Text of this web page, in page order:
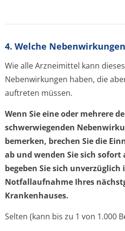
4. Welche
Wie alle Arzneimittel kann
Nebenwirkungen haben, die
auftreten müssen.
Wenn Sie eine oder mehrere
schwerwiegenden
bemerken, brechen Sie die
ab und wenden Sie sich sofort
begeben Sie sich unverzüglich
Notfallaufnahme Ihres
Krankenhauses.
Selten (kann bis zu 1 von 1.000